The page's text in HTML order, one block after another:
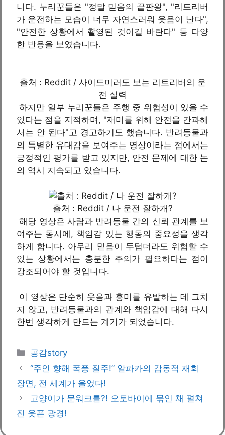
니다. 누리꾼들은 "정말 믿음의 끝판왕", "리트리버
가 운전하는 모습이 너무 자연스러워 웃음이 난다",
"안전한 상황에서 촬영된 것이길 바란다" 등 다양
한 반응을 보였습니다.
출처 : Reddit / 사이드미러도 보는 리트리버의 운
전 실력
하지만 일부 누리꾼들은 주행 중 위험성이 있을 수
있다는 점을 지적하며, "재미를 위해 안전을 간과해
서는 안 된다"고 경고하기도 했습니다. 반려동물과
의 특별한 유대감을 보여주는 영상이라는 점에서는
긍정적인 평가를 받고 있지만, 안전 문제에 대한 논
의 역시 지속되고 있습니다.
출처 : Reddit / 나 운전 잘하개?
해당 영상은 사람과 반려동물 간의 신뢰 관계를 보
여주는 동시에, 책임감 있는 행동의 중요성을 생각
하게 합니다. 아무리 믿음이 두텁더라도 위험할 수
있는 상황에서는 충분한 주의가 필요하다는 점이
강조되어야 할 것입니다.
이 영상은 단순히 웃음과 흥미를 유발하는 데 그치
지 않고, 반려동물과의 관계와 책임감에 대해 다시
한번 생각하게 만드는 계기가 되었습니다.
카
테
리
공감story
“주인 향해 폭풍 질주!” 알파카의 감동적 재회
장면, 전 세계가 울었다!
고양이가 문워크를?! 오토바이에 묶인 채 펼쳐
진 웃픈 광경!